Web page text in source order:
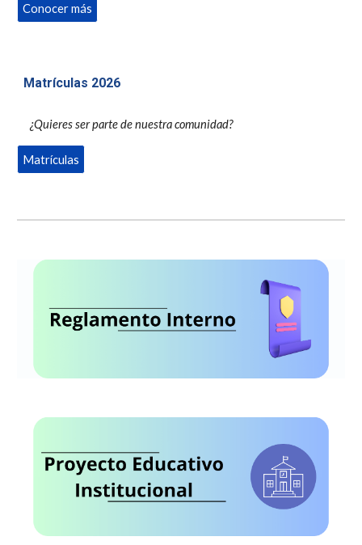
Conocer más
Matrículas 2026
¿Quieresser parte de nuestra comunidad?
Matrículas